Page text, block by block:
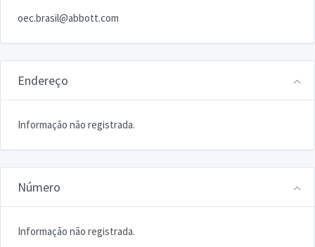
oec.brasil@abbott.com
Endereço
Informação não registrada.
Número
Informação não registrada.